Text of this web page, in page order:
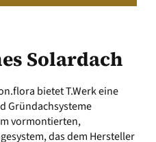
Solardach
bietet T.Werk eine
Gründachsysteme
vormontierten,
das dem Hersteller